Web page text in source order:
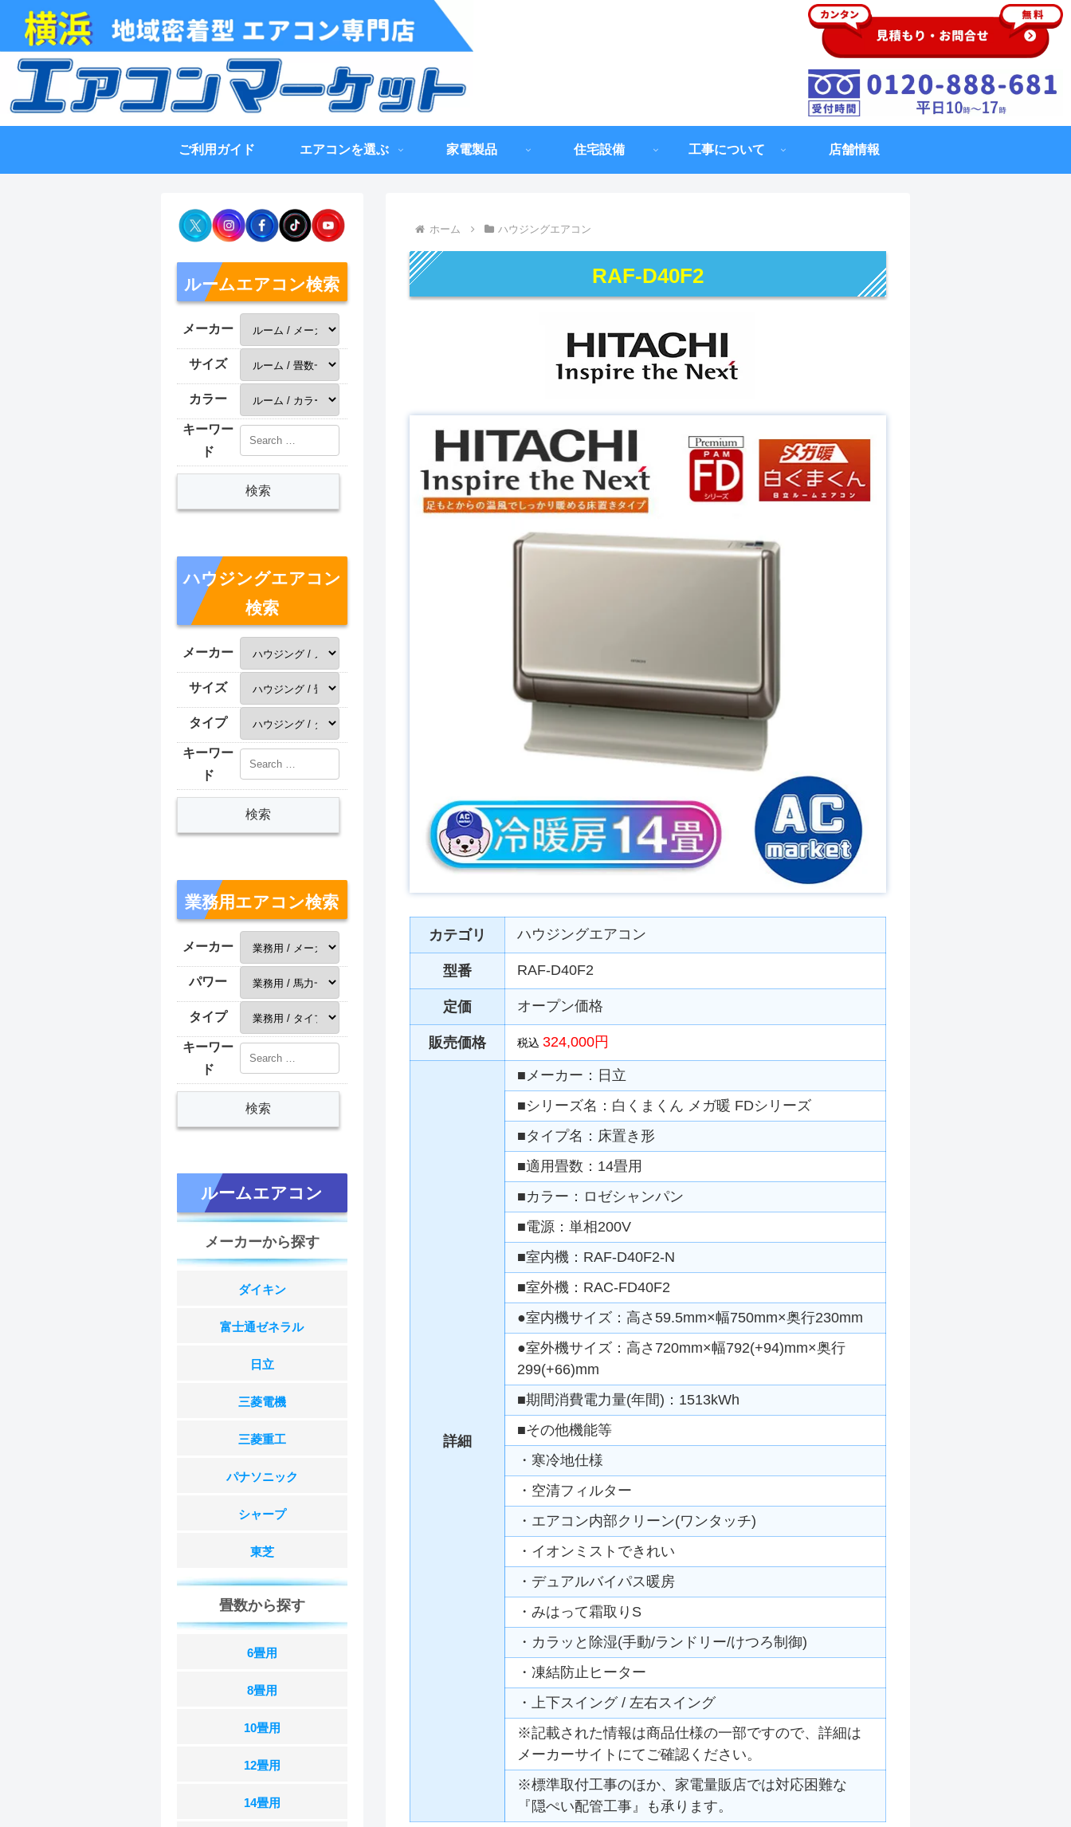
ご利用ガイド エアコンを選ぶ 家電製品 住宅設備 工事について 店舗情報
ホーム ハウジングエアコン
RAF-D40F2
カテゴリ ハウジングエアコン
型番 RAF-D40F2
定価 オープン価格
販売価格 税込 324,000円
詳細
■メーカー：日立
■シリーズ名：白くまくん メガ暖 FDシリーズ
■タイプ名：床置き形
■適用畳数：14畳用
■カラー：ロゼシャンパン
■電源：単相200V
■室内機：RAF-D40F2-N
■室外機：RAC-FD40F2
●室内機サイズ：高さ59.5mm×幅750mm×奥行230mm
●室外機サイズ：高さ720mm×幅792(+94)mm×奥行
299(+66)mm
■期間消費電力量(年間)：1513kWh
■その他機能等
・寒冷地仕様
・空清フィルター
・エアコン内部クリーン(ワンタッチ)
・イオンミストできれい
・デュアルバイパス暖房
・みはって霜取りS
・カラッと除湿(手動/ランドリー/けつろ制御)
・凍結防止ヒーター
・上下スイング / 左右スイング
※記載された情報は商品仕様の一部ですので、詳細は
メーカーサイトにてご確認ください。
※標準取付工事のほか、家電量販店では対応困難な
『隠ぺい配管工事』も承ります。
ルームエアコン検索
メーカー
サイズ
カラー
キーワー
ド
ハウジングエアコン
検索
メーカー
サイズ
タイプ
キーワー
ド
業務用エアコン検索
メーカー
パワー
タイプ
キーワー
ド
ルームエアコン
メーカーから探す
ダイキン
富士通ゼネラル
日立
三菱電機
三菱重工
パナソニック
シャープ
東芝
畳数から探す
6畳用
8畳用
10畳用
12畳用
14畳用